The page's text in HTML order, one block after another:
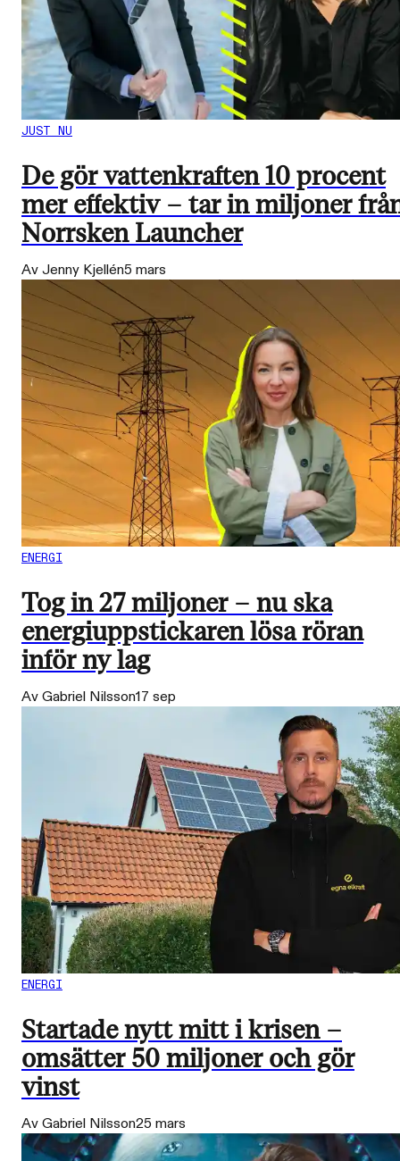
JUST NU
De gör vattenkraften 10 procent
mer effektiv – tar in miljoner
Norrsken Launcher
Av Jenny Kjellén5 mars
ENERGI
Tog in 27 miljoner – nu ska
energiuppstickaren lösa röran
inför ny lag
Av Gabriel Nilsson17 sep
ENERGI
Startade nytt mitt i krisen –
omsätter 50 miljoner och gör
vinst
Av Gabriel Nilsson25 mars